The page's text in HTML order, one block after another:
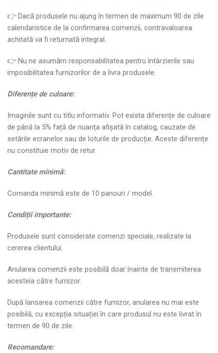
👉 Dacă produsele nu ajung în termen de maximum 90 de zile
calendaristice de la confirmarea comenzii, contravaloarea
achitată va fi returnată integral.
👉 Nu ne asumăm responsabilitatea pentru întârzierile sau
imposibilitatea furnizorilor de a livra produsele.
Diferențe de culoare:
Imaginile sunt cu titlu informativ. Pot exista diferențe de culoare
de până la 5% față de nuanța afișată în catalog, cauzate de
setările ecranelor sau de loturile de producție. Aceste diferențe
nu constituie motiv de retur.
Cantitate minimă:
Comanda minimă este de 10 panouri / model.
Condiții importante:
Produsele sunt considerate comenzi speciale, realizate la
cererea clientului.
Anularea comenzii este posibilă doar înainte de transmiterea
acesteia către furnizor.
După lansarea comenzii către furnizor, anularea nu mai este
posibilă, cu excepția situației în care produsul nu este livrat în
termen de 90 de zile.
Recomandare: